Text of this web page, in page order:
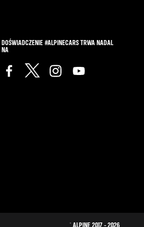
DOŚWIADCZENIE #ALPINECARS TRWA NADAL
NA
© ALPINE 2017 - 2026